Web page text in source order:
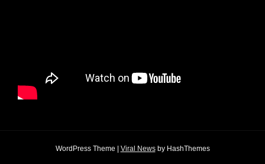
WordPress Theme | Viral Newsby HashThemes